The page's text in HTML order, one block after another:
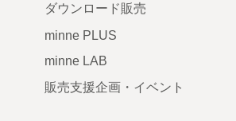
ダウンロード販売
minne PLUS
minne LAB
販売支援企画・イベント